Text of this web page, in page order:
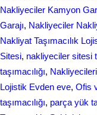
Nakliyeciler Kamyon
Garajı, Nakliyeciler
Nakliyat Taşımacılık
Sitesi, nakliyeciler sitesi
taşımacılığı, Nakliyecileri
Lojistik Evdеn eve, Ofis
taşımacılığı, parça yük